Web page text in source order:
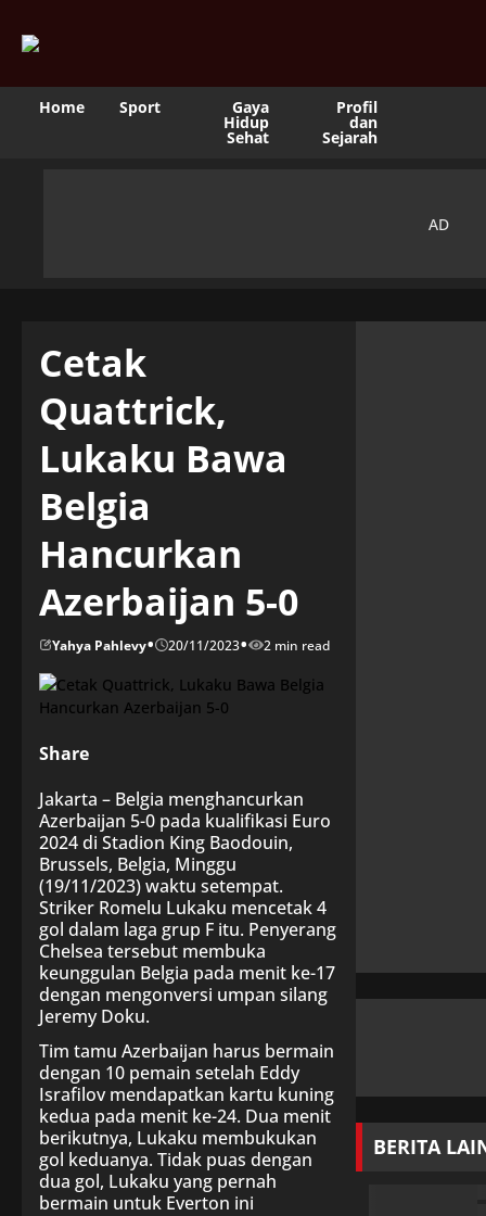
Home Sport Gaya
Hidup
Sehat
Profil
dan
Sejarah
Cetak
Quattrick,
Lukaku Bawa
Belgia
Hancurkan
Azerbaijan 5-0
Yahya Pahlevy• 20/11/2023• 2 min read
Share
Jakarta – Belgia menghancurkan
Azerbaijan 5-0 pada kualifikasi Euro
2024 di Stadion King Baodouin,
Brussels, Belgia, Minggu
(19/11/2023) waktu setempat.
Striker Romelu Lukaku mencetak 4
gol dalam laga grup F itu. Penyerang
Chelsea tersebut membuka
keunggulan Belgia pada menit ke-17
dengan mengonversi umpan silang
Jeremy Doku.
Tim tamu Azerbaijan harus bermain
dengan 10 pemain setelah Eddy
Israfilov mendapatkan kartu kuning
kedua pada menit ke-24. Dua menit
berikutnya, Lukaku membukukan
gol keduanya. Tidak puas dengan
dua gol, Lukaku yang pernah
bermain untuk Everton ini
BERITA